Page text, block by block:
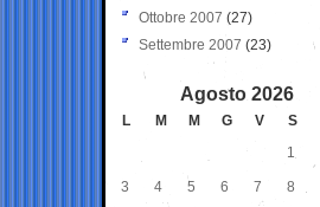
Ottobre 2007 (27)
Settembre 2007 (23)
Agosto 2026
L M M G V S
1
3 4 5 6 7 8